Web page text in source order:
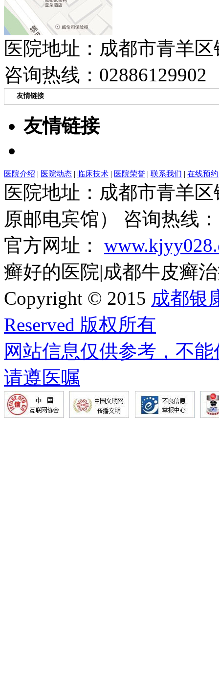
医院地址：成都市青羊
咨询热线：02886129902
友情链接
友情链接
医院介绍 | 医院动态 | 临床技术 | 医院荣誉 | 联系我们 | 在线预约
医院地址：成都市青羊
原邮电宾馆） 咨询热线
官方网址：
癣好的医院|成都牛皮癣
Copyright © 2015 成都银
Reserved 版权所有
网站信息仅供参考，不
请遵医嘱